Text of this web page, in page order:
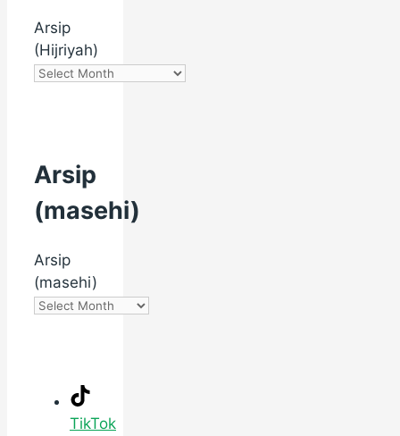
Arsip
(Hijriyah)
Arsip
(masehi)
Arsip
(masehi)
TikTok